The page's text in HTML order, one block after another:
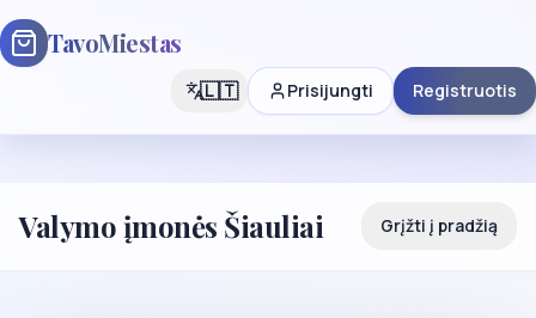
TavoMiestas
🇱🇹 Prisijungti Registruotis
Valymo įmonės Šiauliai Grįžti į pradžią